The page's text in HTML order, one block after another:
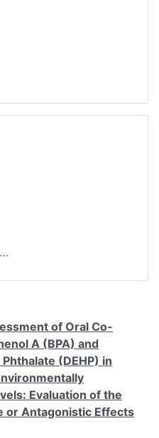
of Oral Co-
A (BPA) and
(DEHP) in
Evaluation of the
or Antagonistic Effects